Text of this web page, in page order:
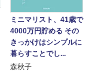
ミニマリスト、41歳で
4000万円貯める その
きっかけはシンプルに
暮らすことでし...
森秋子